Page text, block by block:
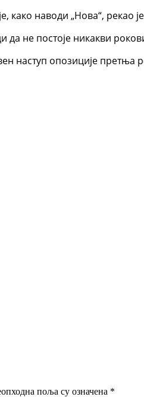
како наводи „Нова“, рекао
не постоје никакви
наступ опозиције
поља су означена *